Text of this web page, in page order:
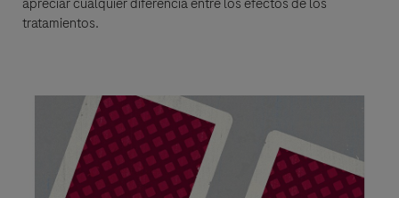
tratamientos.